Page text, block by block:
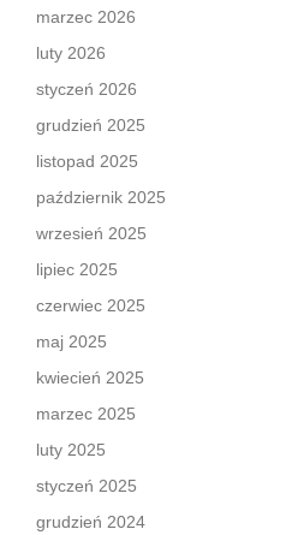
marzec 2026
luty 2026
styczeń 2026
grudzień 2025
listopad 2025
październik 2025
wrzesień 2025
lipiec 2025
czerwiec 2025
maj 2025
kwiecień 2025
marzec 2025
luty 2025
styczeń 2025
grudzień 2024